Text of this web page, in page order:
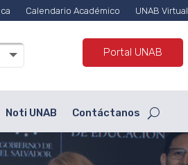
Calendario Académico UNAB Virtual
Portal UNAB
Noti UNAB Contáctanos